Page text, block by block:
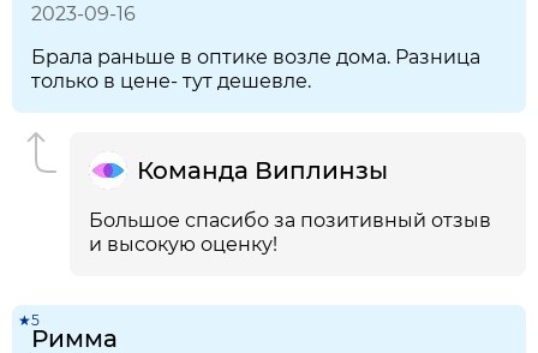
2023-09-16
Брала раньше в оптике возле дома. Разница
только в цене- тут дешевле.
Команда Виплинзы
Большое спасибо за позитивный отзыв
и высокую оценку!
★5
Римма